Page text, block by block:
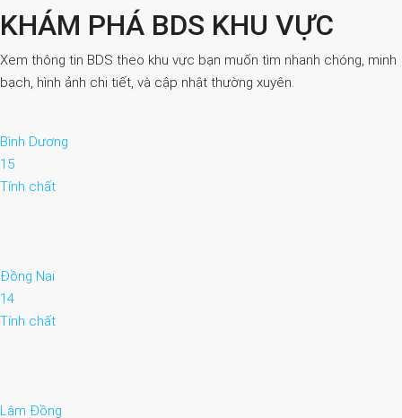
KHÁM PHÁ BDS KHU VỰC
Xem thông tin BDS theo khu vực bạn muốn tìm nhanh chóng, minh
bạch, hình ảnh chi tiết, và cập nhật thường xuyên.
Bình Dương
15
Tính chất
Đồng Nai
14
Tính chất
Lâm Đồng